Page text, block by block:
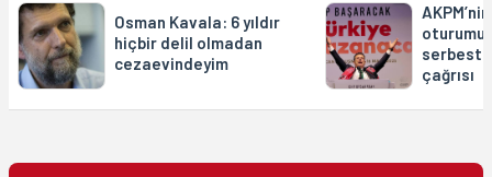
Osman Kavala: 6 yıldır
hiçbir delil olmadan
cezaevindeyim
serbest
çağrısı